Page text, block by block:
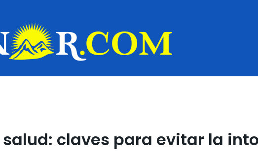
claves para evitar la